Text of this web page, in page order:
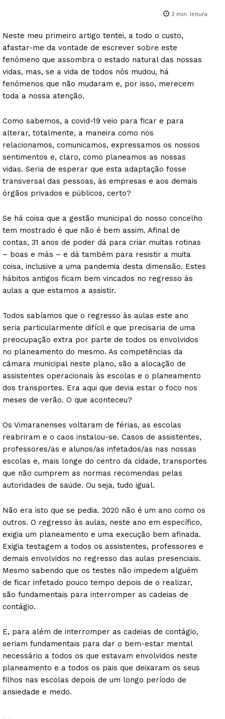
2 min. leitura
Neste meu primeiro artigo tentei, a todo o custo,
afastar-me da vontade de escrever sobre este
fenómeno que assombra o estado natural das nossas
vidas, mas, se a vida de todos nós mudou, há
fenómenos que não mudaram e, por isso, merecem
toda a nossa atenção.
Como sabemos, a covid-19 veio para ficar e para
alterar, totalmente, a maneira como nos
relacionamos, comunicamos, expressamos os nossos
sentimentos e, claro, como planeamos as nossas
vidas. Seria de esperar que esta adaptação fosse
transversal das pessoas, às empresas e aos demais
órgãos privados e públicos, certo?
Se há coisa que a gestão municipal do nosso concelho
tem mostrado é que não é bem assim. Afinal de
contas, 31 anos de poder dá para criar muitas rotinas
– boas e más – e dá também para resistir a muita
coisa, inclusive a uma pandemia desta dimensão. Estes
hábitos antigos ficam bem vincados no regresso às
aulas a que estamos a assistir.
Todos sabíamos que o regresso às aulas este ano
seria particularmente difícil e que precisaria de uma
preocupação extra por parte de todos os envolvidos
no planeamento do mesmo. As competências da
câmara municipal neste plano, são a alocação de
assistentes operacionais às escolas e o planeamento
dos transportes. Era aqui que devia estar o foco nos
meses de verão. O que aconteceu?
Os Vimaranenses voltaram de férias, as escolas
reabriram e o caos instalou-se. Casos de assistentes,
professores/as e alunos/as infetados/as nas nossas
escolas e, mais longe do centro da cidade, transportes
que não cumprem as normas recomendas pelas
autoridades de saúde. Ou seja, tudo igual.
Não era isto que se pedia. 2020 não é um ano como os
outros. O regresso às aulas, neste ano em específico,
exigia um planeamento e uma execução bem afinada.
Exigia testagem a todos os assistentes, professores e
demais envolvidos no regresso das aulas presenciais.
Mesmo sabendo que os testes não impedem alguém
de ficar infetado pouco tempo depois de o realizar,
são fundamentais para interromper as cadeias de
contágio.
E, para além de interromper as cadeias de contágio,
seriam fundamentais para dar o bem-estar mental
necessário a todos os que estavam envolvidos neste
planeamento e a todos os pais que deixaram os seus
filhos nas escolas depois de um longo período de
ansiedade e medo.